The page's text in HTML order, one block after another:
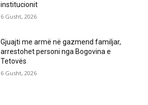
institucionit
6 Gusht, 2026
Gjuajti me armë në gazmend familjar,
arrestohet personi nga Bogovina e
Tetovës
6 Gusht, 2026